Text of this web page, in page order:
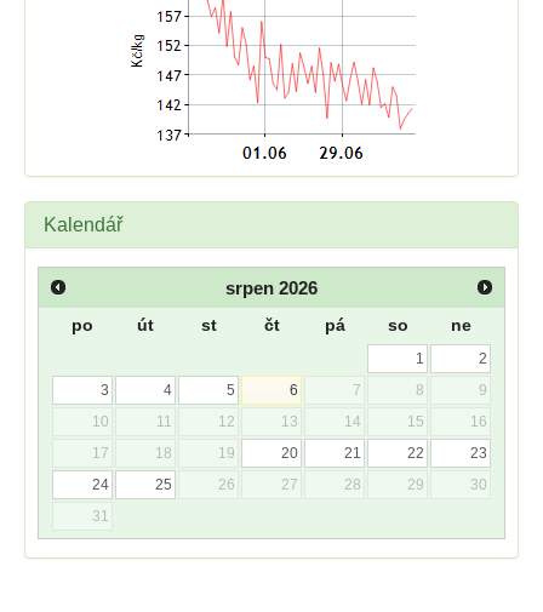
Kalendář
srpen 2026
po út st čt pá so ne
1
2
3
4 5 6 7 8
9
10
11 12 13 14 15
16
17
18 19 20 21 22
23
24
25 26 27 28 29
30
31